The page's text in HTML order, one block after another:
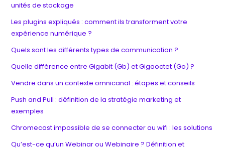
unités de stockage
Les plugins expliqués : comment ils transforment votre
expérience numérique ?
Quels sont les différents types de communication ?
Quelle différence entre Gigabit (Gb) et Gigaoctet (Go) ?
Vendre dans un contexte omnicanal : étapes et conseils
Push and Pull : définition de la stratégie marketing et
exemples
Chromecast impossible de se connecter au wifi : les solutions
Qu’est-ce qu’un Webinar ou Webinaire ? Définition et